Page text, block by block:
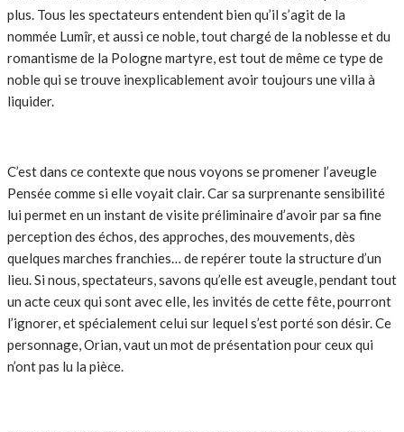
plus. Tous les spectateurs entendent bien qu’il s’agit de la
nommée Lumîr, et aussi ce noble, tout chargé de la noblesse et du
romantisme de la Pologne martyre, est tout de même ce type de
noble qui se trouve inexplicablement avoir toujours une villa à
liquider.
C’est dans ce contexte que nous voyons se promener l’aveugle
Pensée comme si elle voyait clair. Car sa surprenante sensibilité
lui permet en un instant de visite préliminaire d’avoir par sa fine
perception des échos, des approches, des mouvements, dès
quelques marches franchies… de repérer toute la structure d’un
lieu. Si nous, spectateurs, savons qu’elle est aveugle, pendant tout
un acte ceux qui sont avec elle, les invités de cette fête, pourront
l’ignorer, et spécialement celui sur lequel s’est porté son désir. Ce
personnage, Orian, vaut un mot de présentation pour ceux qui
n’ont pas lu la pièce.